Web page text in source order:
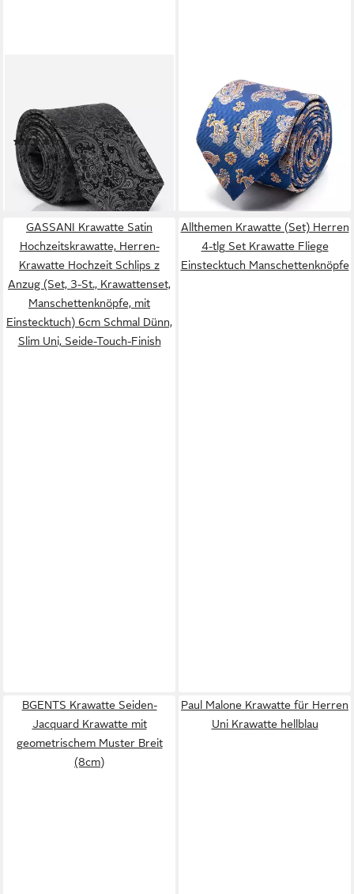
Seide – mit edlem Paisley-
Muster für festliche Anlässe
(1)
24,99 € UVP29,99 €
-17%
lieferbar - in 1-2 Werktagen bei dir
Krawatte Seiden-Jacquard
Krawatte mit Paisley-Muster
Breit (8 cm)
69,95 €
lieferbar - in 4-5 Werktagen bei dir
GASSANI Krawatte Satin
Hochzeitskrawatte, Herren-
Krawatte Hochzeit Schlips z
Anzug (Set, 3-St., Krawattenset,
Manschettenknöpfe, mit
Einstecktuch) 6cm Schmal Dünn,
Slim Uni, Seide-Touch-Finish
Allthemen Krawatte (Set) Herren
4-tlg Set Krawatte Fliege
Einstecktuch Manschettenknöpfe
BGENTS Krawatte Seiden-
Jacquard Krawatte mit
geometrischem Muster Breit
(8cm)
Paul Malone Krawatte für Herren
Uni Krawatte hellblau